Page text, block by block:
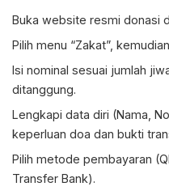
Buka website resmi donasi
Pilih menu “Zakat”,
Isi nominal sesuai jumlah
ditanggung.
Lengkapi data diri (Nama,
keperluan doa dan bukti
Pilih metode pembayaran
Transfer Bank).